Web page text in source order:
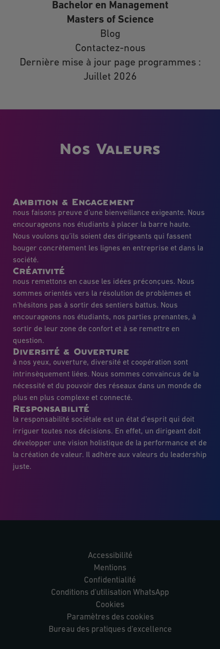
Bachelor en Management
Masters of Science
Blog
Contactez-nous
Dernière mise à jour page programmes :
Juillet 2026
Nos Valeurs
Ambition & Engagement
nous faisons preuve d’une bienveillance exigeante. Nous
encourageons nos étudiants à placer la barre haute.
Nous voulons qu’ils soient des dirigeants qui fassent
bouger concrètement les lignes en entreprise et dans la
société.
Créativité
nous remettons en cause les idées préconçues. Nous
sommes orientés vers la résolution de problèmes et
n’hésitons pas à sortir des sentiers battus. Nous
encourageons nos étudiants, nos parties prenantes, à
sortir de leur zone de confort et à se remettre en
question.
Diversité & Ouverture
à nos yeux, ouverture, diversité et coopération sont
intrinsèquement liées. Nous sommes convaincus de la
nécessité et du pouvoir des réseaux dans un monde de
plus en plus complexe et connecté.
Responsabilité
la responsabilité sociétale est un état d’esprit qui doit
irriguer toutes nos décisions. En effet, un dirigeant doit
développer une vision holistique de la performance et de
la création de valeur. Il adhère aux valeurs du leadership
juste.
Accessibilité
Mentions
Confidentialité
Conditions d'utilisation WhatsApp
Cookies
Paramètres des cookies
Bureau des pratiques d'excellence